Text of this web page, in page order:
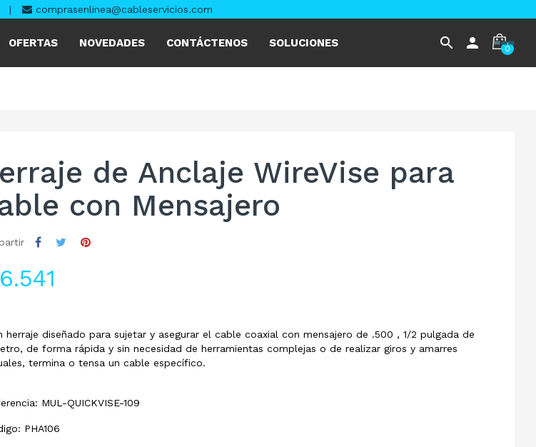
| comprasenlinea@cableservicios.com
OFERTAS NOVEDADES CONTÁCTENOS SOLUCIONES search person 0
de Anclaje WireVise para
con Mensajero
herraje diseñado para sujetar y asegurar el cable coaxial con mensajero de .500 , 1/2 pulgada de
de forma rápida y sin necesidad de herramientas complejas o de realizar giros y amarres
termina o tensa un cable específico.
MUL-QUICKVISE-109
PHA106